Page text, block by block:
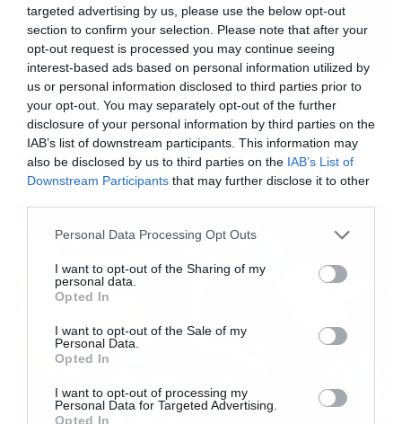
targeted advertising by us, please use the below opt-out
section to confirm your selection. Please note that after your
opt-out request is processed you may continue seeing
interest-based ads based on personal information utilized by
us or personal information disclosed to third parties prior to
your opt-out. You may separately opt-out of the further
disclosure of your personal information by third parties on the
IAB’s list of downstream participants. This information may
also be disclosed by us to third parties on the IAB’s List of
Downstream Participants that may further disclose it to other
Please note that this website/app uses one or more Google
not limited to your visit or usage behaviour. You may click to
grant or deny consent to Google and its third-party tags to
use your data for below specified purposes in below Google
consent section.
Personal Data Processing Opt Outs
I want to opt-out of the Sharing of my
personal data.
Opted In
I want to opt-out of the Sale of my
Personal Data.
Opted In
I want to opt-out of processing my
Personal Data for Targeted Advertising.
Opted In
Στις προβολές της Πέμπτης που θεωρούνται
previews στην Αμερική και είναι περιορισμένες
έκανε τις καλύτερες εισπράξεις από όλες τις
ταινίες της Marvel με 39 εκατ. δολάρια ενώ το
ποσό της Παρασκευής εκτιμάται ότι έκλεισε
λίγο πάνω από τα 70 εκατομμύρια.
Η σημαντικότερη μέρα είναι σημερινή με το
word of mouth ναι είναι σε εξαιρετικά επίπεδα
όπως αναφέρει το Deadline, με την Disney να
παραμένει επιφυλακτική και να δίνει εκτίμηση
αναλυτές όμως πιστεύουν ότι στο τέλος δεν
αποκλείεται τελικά η ταινία των αδελφών
Ρούσο να καταφέρει να φτάσει στην κορυφή.
Movies
The X-Files: I Want to Believe –
Επιστρέφει με director’s cut που
υπόσχεται περισσότερο τρόμο